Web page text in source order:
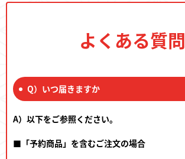
キーホルダー
トレーディングカード
よくある質問
Q）いつ届きますか
A）以下をご参照ください。
■「予約商品」を含むご注文の場合